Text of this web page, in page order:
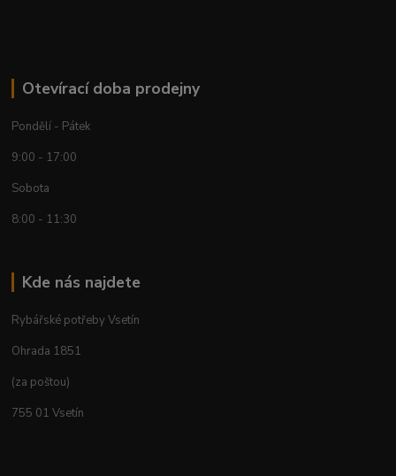
Otevírací doba prodejny
Pondělí - Pátek
9:00 - 17:00
Sobota
8:00 - 11:30
Kde nás najdete
Rybářské potřeby Vsetín
Ohrada 1851
(za poštou)
755 01 Vsetín